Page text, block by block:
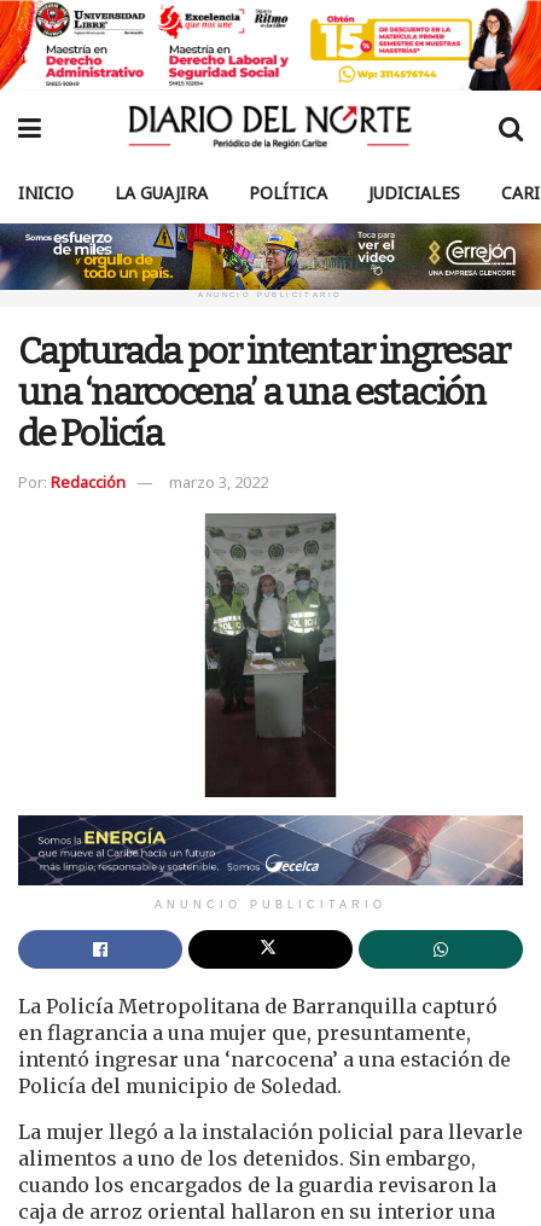
INICIO LA GUAJIRA POLÍTICA JUDICIALES
ANUNCIO PUBLICITARIO
Capturada por intentar ingresar
una ‘narcocena’ a una estación
de Policía
Por: Redacción marzo 3, 2022
ANUNCIO PUBLICITARIO
La Policía Metropolitana de Barranquilla capturó
en flagrancia a una mujer que, presuntamente,
intentó ingresar una ‘narcocena’ a una estación de
Policía del municipio de Soledad.
La mujer llegó a la instalación policial para llevarle
alimentos a uno de los detenidos. Sin embargo,
cuando los encargados de la guardia revisaron la
caja de arroz oriental hallaron en su interior una